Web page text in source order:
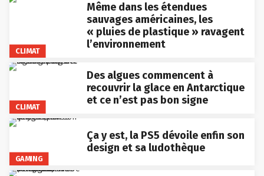
CLIMAT
Même dans les étendues
sauvages américaines, les
« pluies de plastique » ravagent
l’environnement
CLIMAT
Des algues commencent à
recouvrir la glace en Antarctique
et ce n’est pas bon signe
GAMING
Ça y est, la PS5 dévoile enfin son
design et sa ludothèque